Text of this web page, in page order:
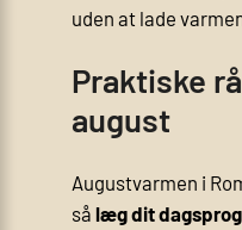
uden at lade
Praktiske
august
Augustvarmen i
så læg dit